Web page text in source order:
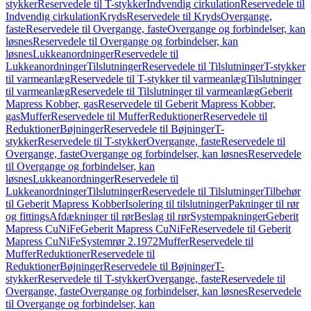
stykkerReservedele til T-stykkerIndvendig cirkulationReservedele til
Indvendig cirkulationKrydsReservedele til KrydsOvergange,
fasteReservedele til Overgange, fasteOvergange og forbindelser, kan
løsnesReservedele til Overgange og forbindelser, kan
løsnesLukkeanordningerReservedele til
LukkeanordningerTilslutningerReservedele til TilslutningerT-stykker
til varmeanlægReservedele til T-stykker til varmeanlægTilslutninger
til varmeanlægReservedele til Tilslutninger til varmeanlægGeberit
Mapress Kobber, gasReservedele til Geberit Mapress Kobber,
gasMufferReservedele til MufferReduktionerReservedele til
ReduktionerBøjningerReservedele til BøjningerT-
stykkerReservedele til T-stykkerOvergange, fasteReservedele til
Overgange, fasteOvergange og forbindelser, kan løsnesReservedele
til Overgange og forbindelser, kan
løsnesLukkeanordningerReservedele til
LukkeanordningerTilslutningerReservedele til TilslutningerTilbehør
til Geberit Mapress KobberIsolering til tilslutningerPakninger til rør
og fittingsAfdækninger til rørBeslag til rørSystempakningerGeberit
Mapress CuNiFeGeberit Mapress CuNiFeReservedele til Geberit
Mapress CuNiFeSystemrør 2.1972MufferReservedele til
MufferReduktionerReservedele til
ReduktionerBøjningerReservedele til BøjningerT-
stykkerReservedele til T-stykkerOvergange, fasteReservedele til
Overgange, fasteOvergange og forbindelser, kan løsnesReservedele
til Overgange og forbindelser, kan